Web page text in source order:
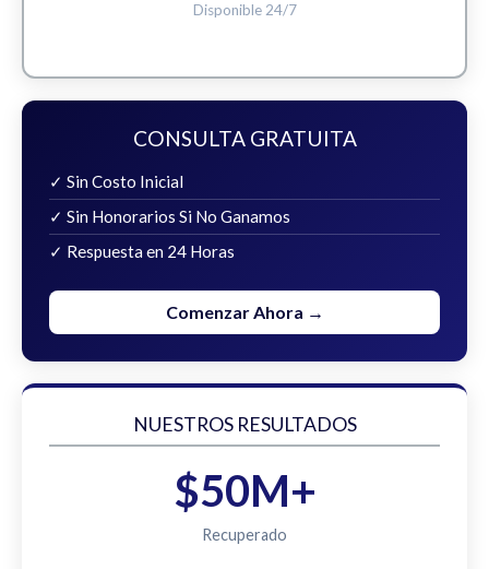
Disponible 24/7
CONSULTA GRATUITA
✓ Sin Costo Inicial
✓ Sin Honorarios Si No Ganamos
✓ Respuesta en 24 Horas
Comenzar Ahora →
NUESTROS RESULTADOS
$50M+
Recuperado